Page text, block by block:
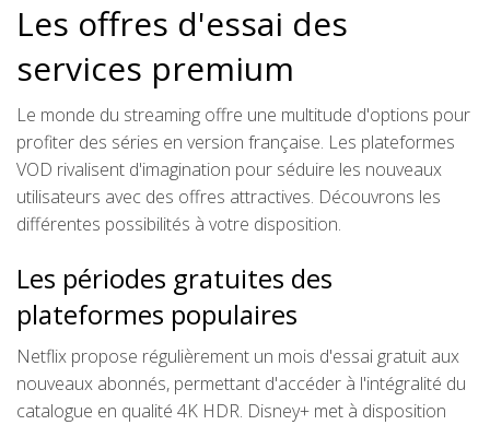
Les offres d'essai des
services premium
Le monde du streaming offre une multitude d'options pour
profiter des séries en version française. Les plateformes
VOD rivalisent d'imagination pour séduire les nouveaux
utilisateurs avec des offres attractives. Découvrons les
différentes possibilités à votre disposition.
Les périodes gratuites des
plateformes populaires
Netflix propose régulièrement un mois d'essai gratuit aux
nouveaux abonnés, permettant d'accéder à l'intégralité du
catalogue en qualité 4K HDR. Disney+ met à disposition